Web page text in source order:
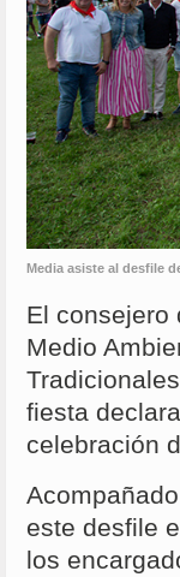
Media asiste al desfile
El consejero
Medio
fiesta
celebración
este desfile
los